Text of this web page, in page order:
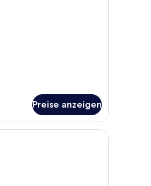
Preise anzeigen